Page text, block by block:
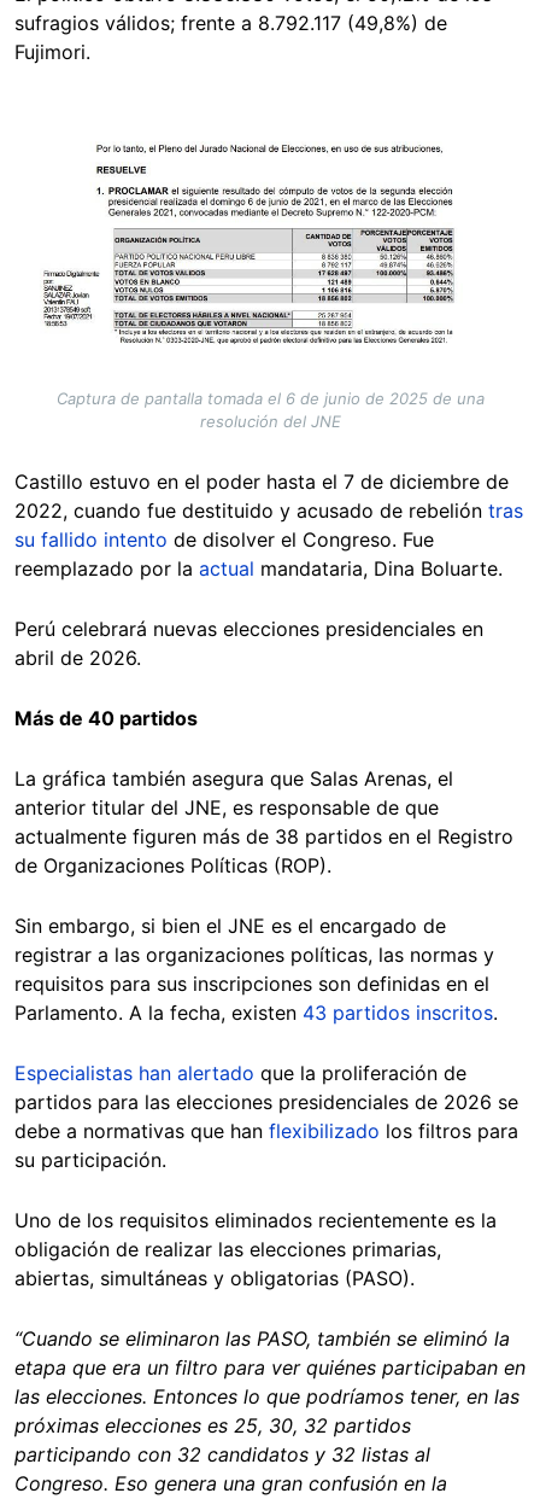
sufragios válidos; frente a 8.792.117 (49,8%) de
Fujimori.
Captura de pantalla tomada el 6 de junio de 2025 de una
resolución del JNE
Castillo estuvo en el poder hasta el 7 de diciembre de
2022, cuando fue destituido y acusado de rebelión tras
su fallido intento de disolver el Congreso. Fue
reemplazado por la actual mandataria, Dina Boluarte.
Perú celebrará nuevas elecciones presidenciales en
abril de 2026.
Más de 40 partidos
La gráfica también asegura que Salas Arenas, el
anterior titular del JNE, es responsable de que
actualmente figuren más de 38 partidos en el Registro
de Organizaciones Políticas (ROP).
Sin embargo, si bien el JNE es el encargado de
registrar a las organizaciones políticas, las normas y
requisitos para sus inscripciones son definidas en el
Parlamento. A la fecha, existen 43 partidos inscritos.
Especialistas han alertado que la proliferación de
partidos para las elecciones presidenciales de 2026 se
debe a normativas que han flexibilizado los filtros para
su participación.
Uno de los requisitos eliminados recientemente es la
obligación de realizar las elecciones primarias,
abiertas, simultáneas y obligatorias (PASO).
“Cuando se eliminaron las PASO, también se eliminó la
etapa que era un filtro para ver quiénes participaban en
las elecciones. Entonces lo que podríamos tener, en las
próximas elecciones es 25, 30, 32 partidos
participando con 32 candidatos y 32 listas al
Congreso. Eso genera una gran confusión en la